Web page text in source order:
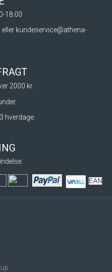
18.00
eller kundeservice@athena-
2000 kr.
hverdage.
EAN